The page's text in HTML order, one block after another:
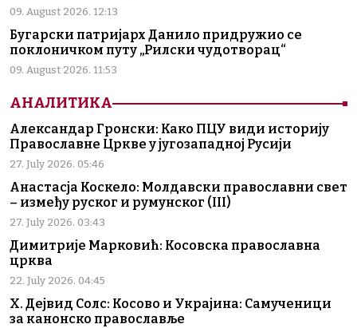
09. August 2026. 12:13
Бугарски патријарх Данило придружио се
поклоничком путу „Рилски чудотворац“
09. August 2026. 11:53
АНАЛИТИКА
Александар Гронски: Како ПЦУ види историју
Православне Цркве у југозападној Русији
27. July 2026. 05:46
Анастасја Коскело: Молдавски православни свет
– између руског и румунског (III)
27. July 2026. 03:43
Димитрије Марковић: Косовска православна
црква
22. July 2026. 04:45
Х. Дејвид Солс: Косово и Украјина: Самученици
за канонско православље